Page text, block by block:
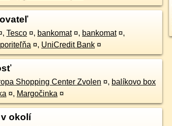
, Tesco ¤, bankomat ¤, bankomat ¤,
¤, UniCredit Bank ¤
Shopping Center Zvolen ¤, balíkovo box
¤, Margočinka ¤
okolí